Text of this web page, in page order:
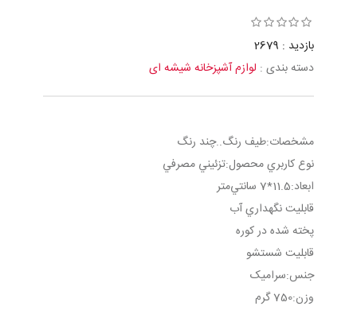
بازدید : 2679
دسته بندی : لوازم آشپزخانه شیشه ای
مشخصات:طيف رنگ..چند رنگ
نوع کاربري محصول:تزئيني مصرفي
ابعاد:11.5*7 سانتي‌متر
قابليت نگهداري آب
پخته شده در کوره
قابليت شستشو
جنس:سراميک
وزن:750 گرم